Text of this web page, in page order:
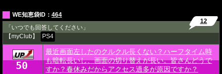
WE知恵袋ID： 464
「いつでも回答してください」
【myClub】
PS4
12
★ 50
最近画面左したのクルクル長くない？ハーフタイム時
も暗転長いし、画面の切り替えが長い。皆さんどうで
すか？春休みだからアクセス過多が原因ですか？